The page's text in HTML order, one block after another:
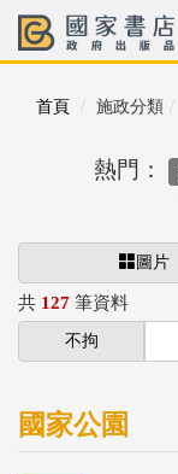
首頁 施政分類
熱門：
圖片
共 127 筆資料
不拘
國家公園